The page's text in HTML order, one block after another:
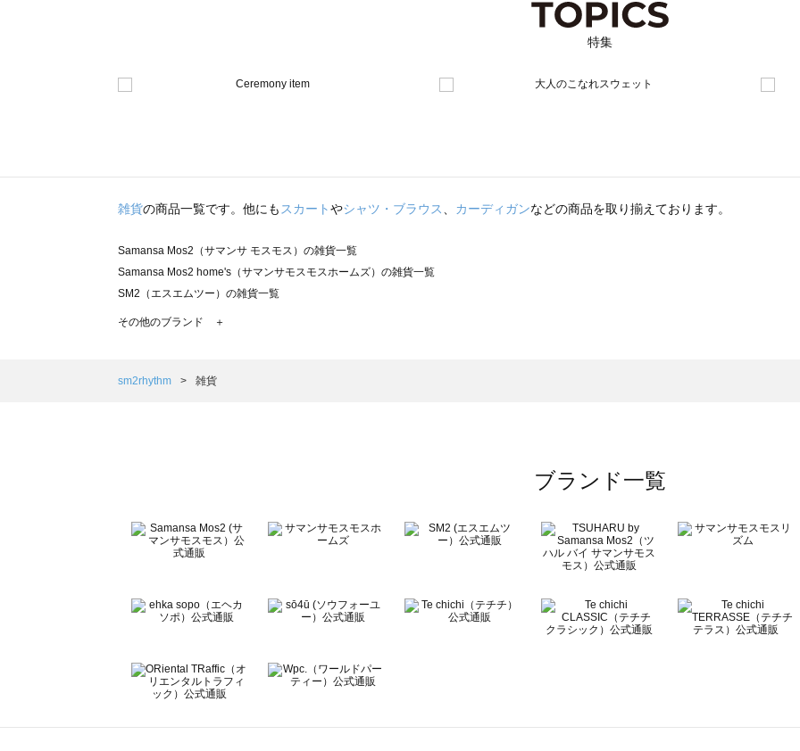
特集
雑貨の商品一覧です。他にも スカートやシャツ・ブラウス カーディガンなどの商品を取り揃えております。
Samansa Mos2（サマンサ モスモス）の雑貨一覧
Samansa Mos2 home's（サマンサモスモスホームズ）の雑貨一覧
SM2（エスエムツー）の雑貨一覧
TSUHARU by Samansa Mos2（ツハルバイサマンサモスモス）の雑貨一覧
Samansa Mos2 Lagom（サマンサモスモス ラーゴム）の雑貨一覧
BETTY'S BLUE（べティーズブルー）の雑貨一覧
Wpc.（ワールドパーティー）の雑貨一覧
その他のブランド ＋
sm2rhythm 雑貨
ブランド一覧